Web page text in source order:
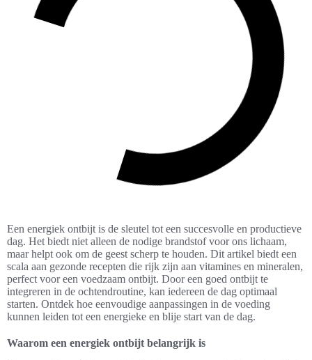
Een energiek ontbijt is de sleutel tot een succesvolle en productieve
dag. Het biedt niet alleen de nodige brandstof voor ons lichaam,
maar helpt ook om de geest scherp te houden. Dit artikel biedt een
scala aan gezonde recepten die rijk zijn aan vitamines en mineralen,
perfect voor een voedzaam ontbijt. Door een goed ontbijt te
integreren in de ochtendroutine, kan iedereen de dag optimaal
starten. Ontdek hoe eenvoudige aanpassingen in de voeding
kunnen leiden tot een energieke en blije start van de dag.
Waarom een energiek ontbijt belangrijk is